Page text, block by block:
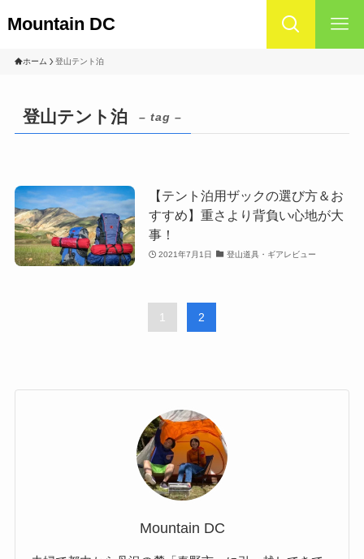
Mountain DC
ホーム 登山テント泊
登山テント泊 – tag –
【テント泊用ザックの選び方＆お
すすめ】重さより背負い心地が大
事！
2021年7月1日 登山道具・ギアレビュー
1 2
Mountain DC